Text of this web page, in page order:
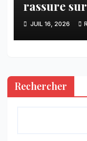
rassure
calendrier
JUIL 16, 2026
Rechercher